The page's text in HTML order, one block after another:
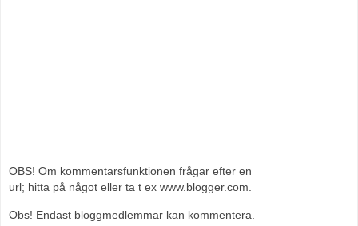
OBS! Om kommentarsfunktionen frågar efter en
url; hitta på något eller ta t ex www.blogger.com.
Obs! Endast bloggmedlemmar kan kommentera.